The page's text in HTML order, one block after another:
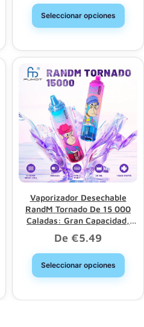
Seleccionar opciones
Vaporizador Desechable
RandM Tornado De 15 000
Caladas: Gran Capacidad,
Buena Opción, Descuento Al
Por Mayor
De €5.49
Seleccionar opciones